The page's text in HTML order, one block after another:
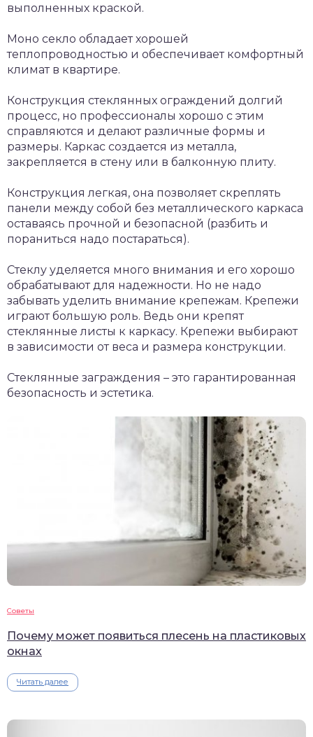
выполненных краской.
Моно секло обладает хорошей
теплопроводностью и обеспечивает комфортный
климат в квартире.
Конструкция стеклянных ограждений долгий
процесс, но профессионалы хорошо с этим
справляются и делают различные формы и
размеры. Каркас создается из металла,
закрепляется в стену или в балконную плиту.
Конструкция легкая, она позволяет скреплять
панели между собой без металлического каркаса
оставаясь прочной и безопасной (разбить и
пораниться надо постараться).
Стеклу уделяется много внимания и его хорошо
обрабатывают для надежности. Но не надо
забывать уделить внимание крепежам. Крепежи
играют большую роль. Ведь они крепят
стеклянные листы к каркасу. Крепежи выбирают
в зависимости от веса и размера конструкции.
Стеклянные заграждения – это гарантированная
безопасность и эстетика.
Советы
Почему может появиться плесень на пластиковых
окнах
Читать далее